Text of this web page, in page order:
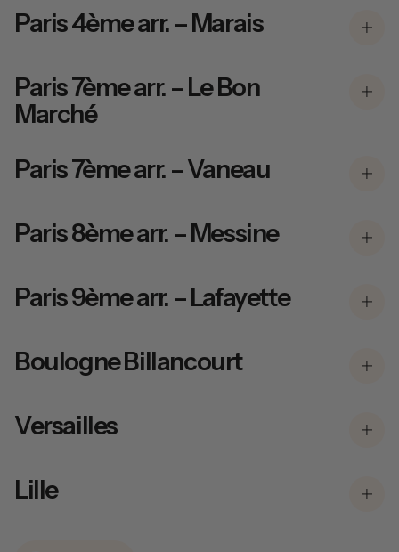
Paris 4ème arr. – Marais
Paris 7ème arr. – Le Bon
Marché
Paris 7ème arr. – Vaneau
Paris 8ème arr. – Messine
Paris 9ème arr. – Lafayette
Boulogne Billancourt
Versailles
Lille